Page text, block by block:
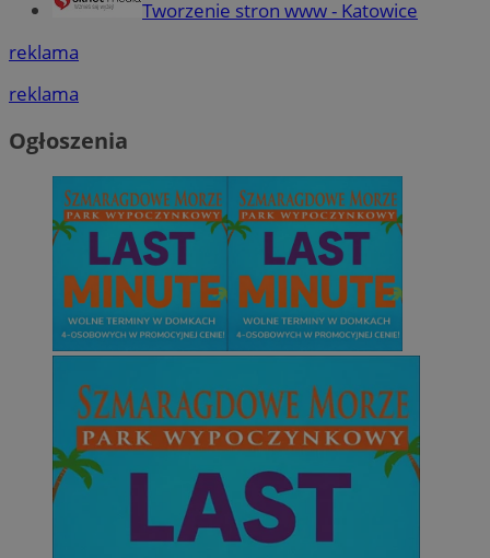
Tworzenie stron www - Katowice
reklama
reklama
Ogłoszenia